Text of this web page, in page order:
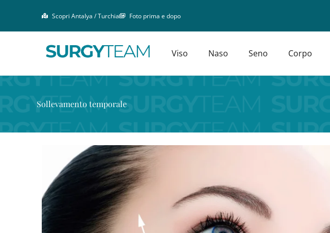
contenuto
Scopri Antalya / Turchia Foto prima e dopo
Viso Naso Seno Corpo
Sollevamento temporale